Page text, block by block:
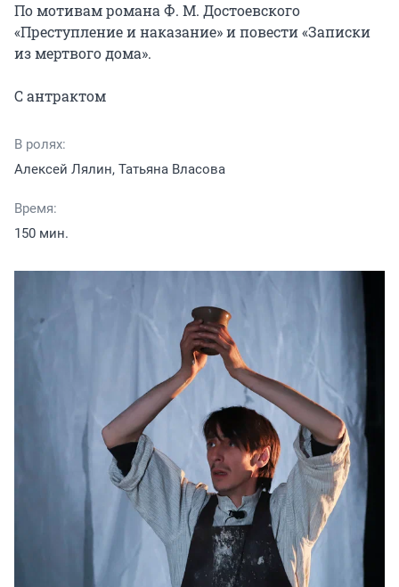
По мотивам романа Ф. М. Достоевского
«Преступление и наказание» и повести «Записки
из мертвого дома».
С антрактом
В ролях:
Алексей Лялин, Татьяна Власова
Время:
150 мин.